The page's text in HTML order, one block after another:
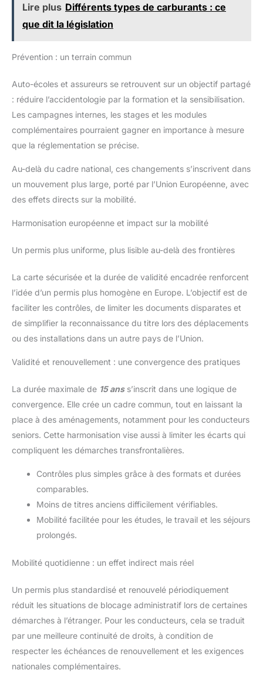
Lire plus Différents types de carburants : ce
que dit la législation
Prévention : un terrain commun
Auto-écoles et assureurs se retrouvent sur un objectif partagé
: réduire l’accidentologie par la formation et la sensibilisation.
Les campagnes internes, les stages et les modules
complémentaires pourraient gagner en importance à mesure
que la réglementation se précise.
Au-delà du cadre national, ces changements s’inscrivent dans
un mouvement plus large, porté par l’Union Européenne, avec
des effets directs sur la mobilité.
Harmonisation européenne et impact sur la mobilité
Un permis plus uniforme, plus lisible au-delà des frontières
La carte sécurisée et la durée de validité encadrée renforcent
l’idée d’un permis plus homogène en Europe. L’objectif est de
faciliter les contrôles, de limiter les documents disparates et
de simplifier la reconnaissance du titre lors des déplacements
ou des installations dans un autre pays de l’Union.
Validité et renouvellement : une convergence des pratiques
La durée maximale de 15 anss’inscrit dans une logique de
convergence. Elle crée un cadre commun, tout en laissant la
place à des aménagements, notamment pour les conducteurs
seniors. Cette harmonisation vise aussi à limiter les écarts qui
compliquent les démarches transfrontalières.
Contrôles plus simples grâce à des formats et durées
comparables.
Moins de titres anciens difficilement vérifiables.
Mobilité facilitée pour les études, le travail et les séjours
prolongés.
Mobilité quotidienne : un effet indirect mais réel
Un permis plus standardisé et renouvelé périodiquement
réduit les situations de blocage administratif lors de certaines
démarches à l’étranger. Pour les conducteurs, cela se traduit
par une meilleure continuité de droits, à condition de
respecter les échéances de renouvellement et les exigences
nationales complémentaires.